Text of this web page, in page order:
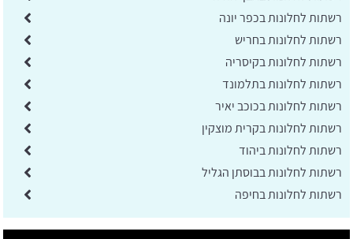
רשתות לחלונות בכפר יונה
רשתות לחלונות בחריש
רשתות לחלונות בקיסריה
רשתות לחלונות בתלמונד
רשתות לחלונות בכוכב יאיר
רשתות לחלונות בקרית מוצקין
רשתות לחלונות ביהוד
רשתות לחלונות בבוסתן הגליל
רשתות לחלונות בחיפה